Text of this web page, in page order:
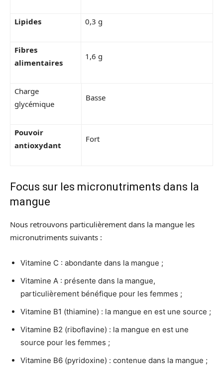
Lipides 0,3 g
Fibres
alimentaires
1,6 g
Charge
glycémique
Basse
Pouvoir
antioxydant
Fort
Focus sur les micronutriments dans la
mangue
Nous retrouvons particulièrement dans la mangue les
micronutriments suivants :
Vitamine C : abondante dans la mangue ;
Vitamine A : présente dans la mangue,
particulièrement bénéfique pour les femmes ;
Vitamine B1 (thiamine) : la mangue en est une source ;
Vitamine B2 (riboflavine) : la mangue en est une
source pour les femmes ;
Vitamine B6 (pyridoxine) : contenue dans la mangue ;